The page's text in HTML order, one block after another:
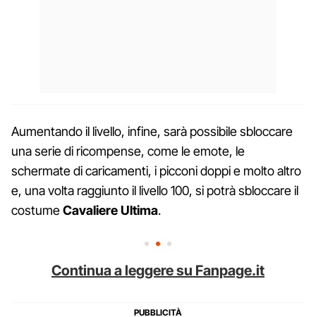
Aumentando il livello, infine, sarà possibile sbloccare
una serie di ricompense, come le emote, le
schermate di caricamenti, i picconi doppi e molto altro
e, una volta raggiunto il livello 100, si potrà sbloccare il
costumeCavaliere Ultima.
Continua a leggere su Fanpage.it